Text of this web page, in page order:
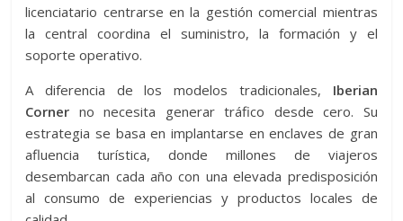
licenciatario centrarse en la gestión comercial mientras
la central coordina el suministro, la formación y el
soporte operativo.
A diferencia de los modelos tradicionales, Iberian
Corner no necesita generar tráfico desde cero. Su
estrategia se basa en implantarse en enclaves de gran
afluencia turística, donde millones de viajeros
desembarcan cada año con una elevada predisposición
al consumo de experiencias y productos locales de